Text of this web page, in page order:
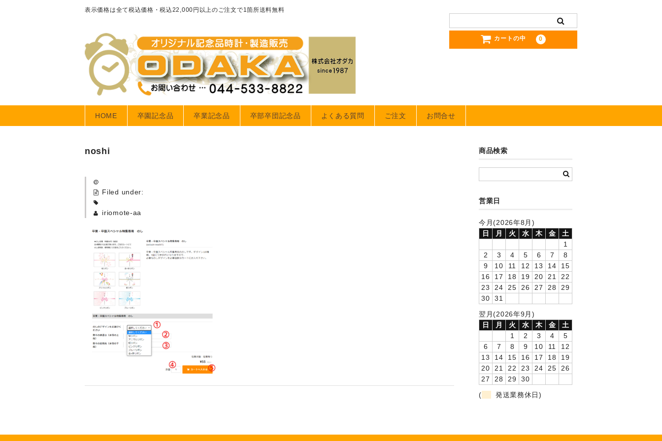
表示価格は全て税込価格・税込22,000円以上のご注文で1箇所送料無料
カートの中 0
HOME 卒園記念品 卒業記念品 卒部卒団記念品 よくある質問 ご注文 お問合せ
noshi
Filed under:
iriomote-aa
商品検索
営業日
今月(2026年8月)
日
月 火 水 木 金
土
1
2
3 4 5 6 7
8
9
10 11 12 13 14
15
16
17 18 19 20 21
22
23
24 25 26 27 28
29
30
31
翌月(2026年9月)
日
月 火 水 木 金
土
1
2 3 4
5
6
7 8 9 10 11
12
13
14 15 16 17 18
19
20
21 22 23 24 25
26
27
28 29
30
(
発送業務休日)